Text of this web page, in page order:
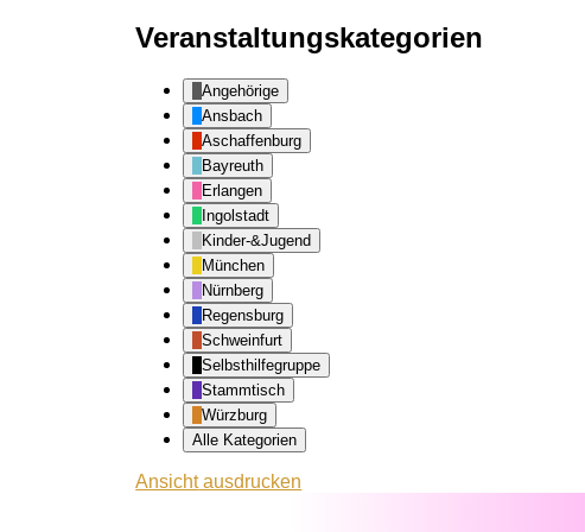
Veranstaltungskategorien
Angehörige
Ansbach
Aschaffenburg
Bayreuth
Erlangen
Ingolstadt
Kinder-&Jugend
München
Nürnberg
Regensburg
Schweinfurt
Selbsthilfegruppe
Stammtisch
Würzburg
Alle Kategorien
Ansichtausdrucken